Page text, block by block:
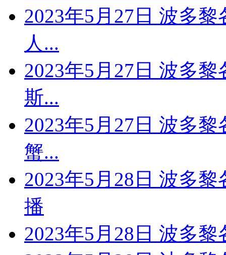
2023年5月27日 波多
人...
2023年5月27日 波多
斯...
2023年5月27日 波多
蟹...
2023年5月28日 波多
播
2023年5月28日 波多